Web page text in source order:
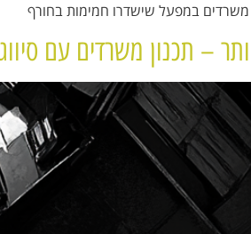
במפעל שישדרו חמימות בחורף
– תכנון משרדים עם